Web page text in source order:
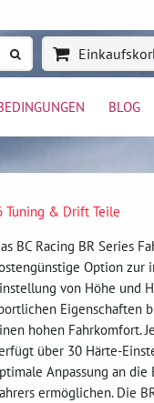
BLOG
Tuning & Drift Teile
BC Racing BR Series
Option zur
von Höhe und
Eigenschaften
hohen Fahrkomfort.
über 30 Härte-
Anpassung an die
ermöglichen. Die